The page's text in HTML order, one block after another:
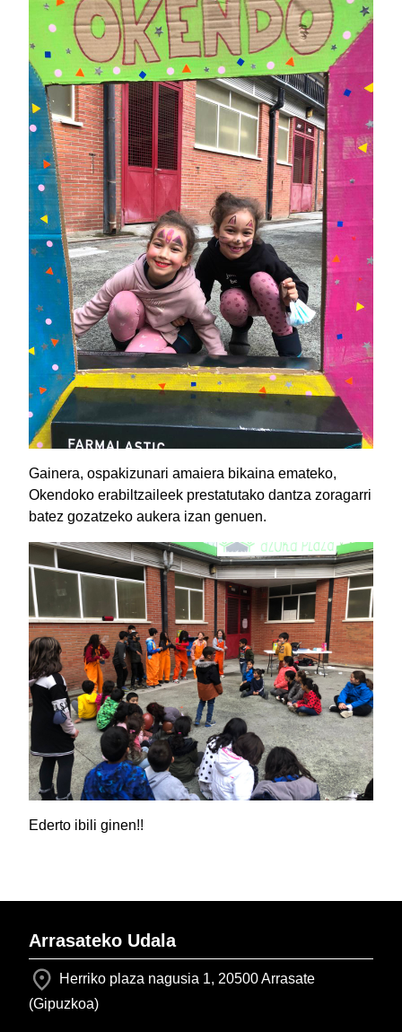
Gainera, ospakizunari amaiera bikaina emateko,
Okendoko erabiltzaileek prestatutako dantza zoragarri
batez gozatzeko aukera izan genuen.
Ederto ibili ginen!!
Arrasateko Udala
Herriko plaza nagusia 1, 20500 Arrasate
(Gipuzkoa)